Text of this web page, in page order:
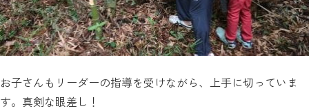
お子さんもリーダーの指導を受けながら、上手に切っていま
す。真剣な眼差し！